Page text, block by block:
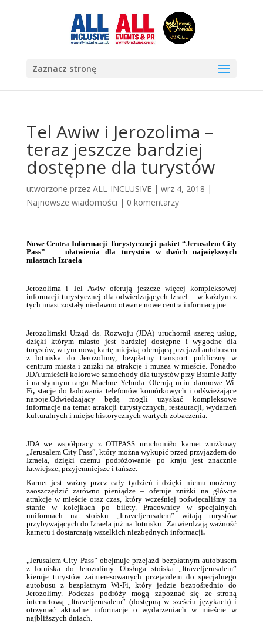
Zaznacz stronę
Tel Awiw i Jerozolima –
teraz jeszcze bardziej
dostępne dla turystów
utworzone przez ALL-INCLUSIVE| wrz 4, 2018 |
Najnowsze wiadomości | 0 komentarzy
Nowe Centra Informacji Turystycznej i pakiet “Jerusalem City
Pass” – ułatwienia dla turystów w dwóch największych
miastach Izraela
Jerozolima i Tel Awiw oferują jeszcze więcej kompleksowej
informacji turystycznej dla odwiedzających Izrael – w każdym z
tych miast zostały niedawno otwarte nowe centra informacyjne.
Jerozolimski Urząd ds. Rozwoju (JDA) uruchomił szereg usług,
dzięki którym miasto jest bardziej dostępne i wygodne dla
turystów, w tym nową kartę miejską oferującą przejazd autobusem
z lotniska do Jerozolimy, bezpłatny transport publiczny w
centrum miasta i zniżki na atrakcje i muzea w mieście. Ponadto
JDA umieścił kolorowe samochody dla turystów przy Bramie Jaffy
i na słynnym targu Machne Yehuda. Oferują m.in. darmowe Wi-
Fi, stacje do ładowania telefonów komórkowych i odświeżające
napoje.Odwiedzający będą mogli uzyskać kompleksowe
informacje na temat atrakcji turystycznych, restauracji, wydarzeń
kulturalnych i miejsc historycznych wartych zobaczenia.
JDA we współpracy z OTIPASS uruchomiło karnet zniżkowy
„Jerusalem City Pass”, który można wykupić przed przyjazdem do
Izraela, dzięki czemu podróżowanie po kraju jest znacznie
łatwiejsze, przyjemniejsze i tańsze.
Karnet jest ważny przez cały tydzień i dzięki niemu możemy
zaoszczędzić zarówno pieniądze – oferuje zniżki na główne
atrakcje w mieście oraz czas, który wcześniej poświęcaliśmy na
stanie w kolejkach po bilety. Pracownicy w specjalnych
uniformach na stoisku „Itraveljerusalem” witają turystów
przybywających do Izraela już na lotnisku. Zatwierdzają ważność
karnetu i dostarczają wszelkich niezbędnych informacji.
„Jerusalem City Pass” obejmuje przejazd bezpłatnym autobusem
z lotniska do Jerozolimy. Obsługa stoiska „Itraveljerusalem”
kieruje turystów zainteresowanych przejazdem do specjalnego
autobusu z bezpłatnym Wi-Fi, który jedzie bezpośrednio do
Jerozolimy. Podczas podróży mogą zapoznać się ze stroną
internetową „Itraveljerusalem” (dostępną w sześciu językach) i
otrzymać aktualne informacje o wydarzeniach w mieście w
najbliższych dniach.